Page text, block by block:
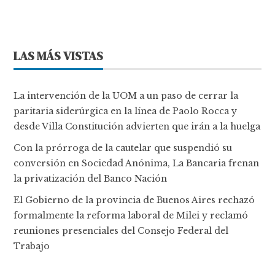
LAS MÁS VISTAS
La intervención de la UOM a un paso de cerrar la
paritaria siderúrgica en la línea de Paolo Rocca y
desde Villa Constitución advierten que irán a la huelga
Con la prórroga de la cautelar que suspendió su
conversión en Sociedad Anónima, La Bancaria frenan
la privatización del Banco Nación
El Gobierno de la provincia de Buenos Aires rechazó
formalmente la reforma laboral de Milei y reclamó
reuniones presenciales del Consejo Federal del
Trabajo